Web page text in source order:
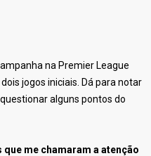
na Premier League
jogos iniciais. Dá para notar
alguns pontos do
me chamaram a atenção